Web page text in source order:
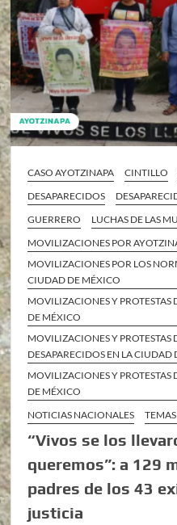
CASO AYOTZINAPA CINTILLO
DESAPARECIDOS
GUERRERO
LUCHAS DE LAS
MOVILIZACIONES POR
MOVILIZACIONES POR LOS
CIUDAD DE MÉXICO
MOVILIZACIONES Y PROTESTAS
DE MÉXICO
MOVILIZACIONES Y PROTESTAS
DESAPARECIDOS EN LA CIUDAD
MOVILIZACIONES Y PROTESTAS
DE MÉXICO
NOTICIAS NACIONALES
“Vivos se los
queremos”: a 129
padres de los 43
justicia